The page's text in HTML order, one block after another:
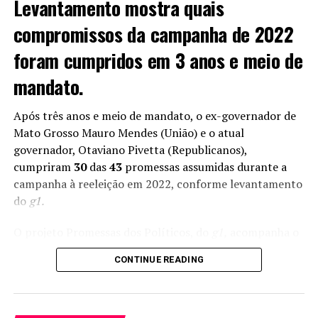
Levantamento mostra quais
compromissos da campanha de 2022
foram cumpridos em 3 anos e meio de
mandato.
Após três anos e meio de mandato, o ex-governador de
Mato Grosso Mauro Mendes (União) e o atual
governador, Otaviano Pivetta (Republicanos),
cumpriram 30das43 promessas assumidas durante a
campanha à reeleição em 2022, conforme levantamento
do g1.
cumprimento de compromissos assumidos pelos
candidatos a prefeituras, governos estaduais e à
Mauro Mendes, do União Brasil, renunciou em
CONTINUE READING